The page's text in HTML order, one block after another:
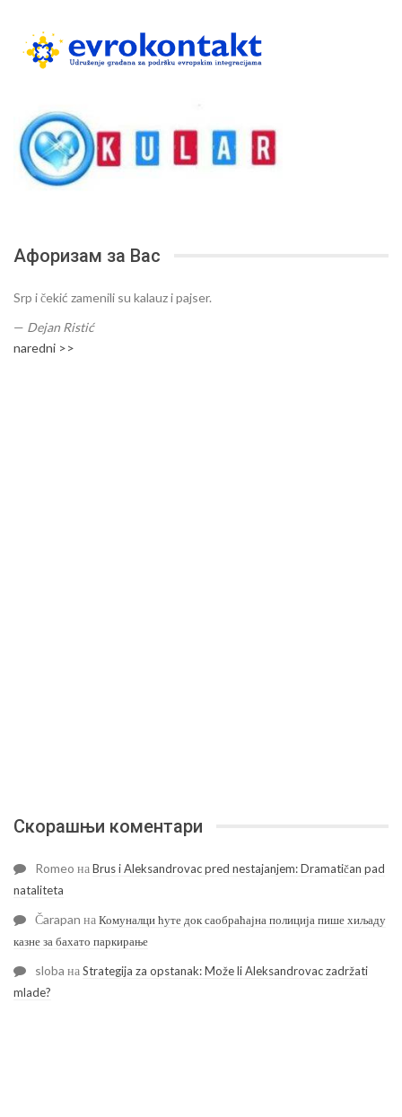
Афоризам за Вас
Srp i čekić zamenili su kalauz i pajser.
— Dejan Ristić
naredni >>
Скорашњи коментари
Romeo наBrus i Aleksandrovac pred nestajanjem: Dramatičan pad
nataliteta
Čarapan наКомуналци ћуте док саобраћајна полиција пише хиљаду
казне за бахато паркирање
sloba наStrategija za opstanak: Može li Aleksandrovac zadržati
mlade?